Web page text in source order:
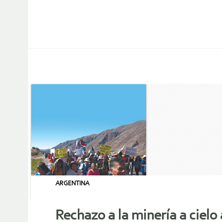
ARGENTINA
Rechazo a la minería a